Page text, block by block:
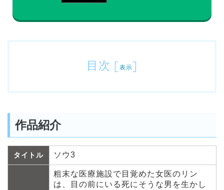
目次 [ 表示]
作品紹介
タイトル ソウ3
粗末な医療施設で目覚めた女医のリン
は、目の前にいる死にそうな男を生かし